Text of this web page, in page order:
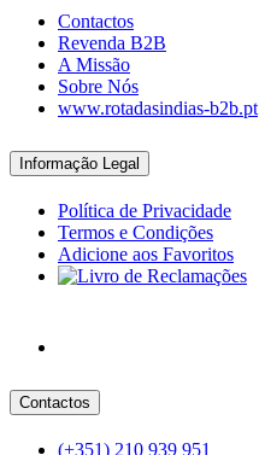
Contactos
Revenda B2B
A Missão
Sobre Nós
www.rotadasindias-b2b.pt
Informação Legal
Política de Privacidade
Termos e Condições
Adicione aos Favoritos
Contactos
(+351) 210 939 951